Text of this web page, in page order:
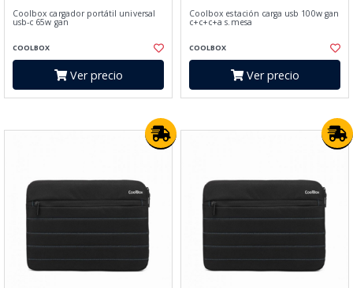
Coolbox cargador portátil universal
usb-c 65w gan
COOLBOX
Ver precio
Coolbox estación carga usb 100w gan
c+c+c+a s.mesa
COOLBOX
Ver precio